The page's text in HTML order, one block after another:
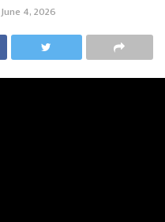
June 4, 2026